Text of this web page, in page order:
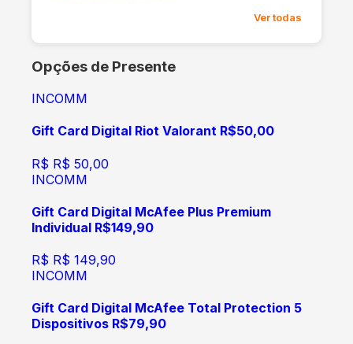
Ver todas
Opções de Presente
INCOMM
Gift Card Digital Riot Valorant R$50,00
R$ R$ 50,00
INCOMM
Gift Card Digital McAfee Plus Premium
Individual R$149,90
R$ R$ 149,90
INCOMM
Gift Card Digital McAfee Total Protection 5
Dispositivos R$79,90